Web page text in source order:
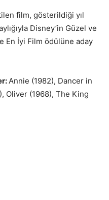
film, gösterildiği yıl
Disney’in Güzel ve
En İyi Film ödülüne aday
Annie (1982), Dancer in
Oliver (1968), The King